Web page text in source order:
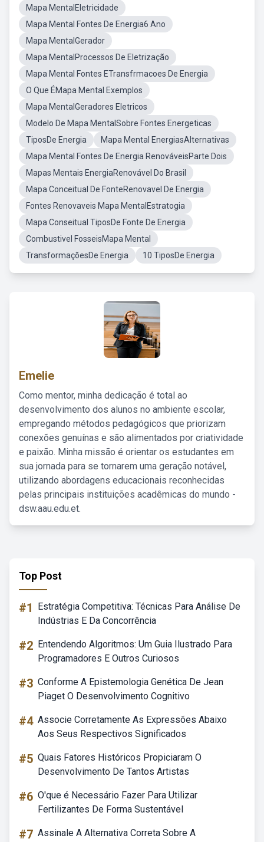
Mapa MentalEletricidade
Mapa Mental Fontes De Energia6 Ano
Mapa MentalGerador
Mapa MentalProcessos De Eletrização
Mapa Mental Fontes ETransfrmacoes De Energia
O Que ÉMapa Mental Exemplos
Mapa MentalGeradores Eletricos
Modelo De Mapa MentalSobre Fontes Energeticas
TiposDe Energia
Mapa Mental EnergiasAlternativas
Mapa Mental Fontes De Energia RenováveisParte Dois
Mapas Mentais EnergiaRenovável Do Brasil
Mapa Conceitual De FonteRenovavel De Energia
Fontes Renovaveis Mapa MentalEstratogia
Mapa Conseitual TiposDe Fonte De Energia
Combustivel FosseisMapa Mental
TransformaçõesDe Energia
10 TiposDe Energia
Emelie
Como mentor, minha dedicação é total ao
desenvolvimento dos alunos no ambiente escolar,
empregando métodos pedagógicos que priorizam
conexões genuínas e são alimentados por criatividade
e paixão. Minha missão é orientar os estudantes em
sua jornada para se tornarem uma geração notável,
utilizando abordagens educacionais reconhecidas
pelas principais instituições acadêmicas do mundo -
dsw.aau.edu.et.
Top Post
#1
Estratégia Competitiva: Técnicas Para Análise De
Indústrias E Da Concorrência
#2 Entendendo Algoritmos: Um Guia Ilustrado Para
Programadores E Outros Curiosos
#3 Conforme A Epistemologia Genética De Jean
Piaget O Desenvolvimento Cognitivo
#4 Associe Corretamente As Expressões Abaixo
Aos Seus Respectivos Significados
#5 Quais Fatores Históricos Propiciaram O
Desenvolvimento De Tantos Artistas
#6 O'que é Necessário Fazer Para Utilizar
Fertilizantes De Forma Sustentável
#7 Assinale A Alternativa Correta Sobre A